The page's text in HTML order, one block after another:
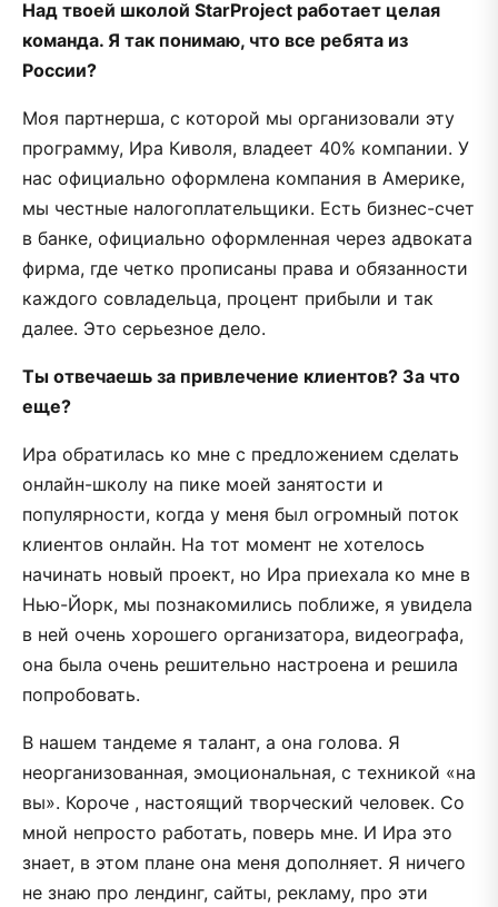
Над твоей школой StarProject работает целая
команда. Я так понимаю, что все ребята из
России?
Моя партнерша, с которой мы организовали эту
программу, Ира Киволя, владеет 40% компании. У
нас официально оформлена компания в Америке,
мы честные налогоплательщики. Есть бизнес-счет
в банке, официально оформленная через адвоката
фирма, где четко прописаны права и обязанности
каждого совладельца, процент прибыли и так
далее. Это серьезное дело.
Ты отвечаешь за привлечение клиентов? За что
еще?
Ира обратилась ко мне с предложением сделать
онлайн-школу на пике моей занятости и
популярности, когда у меня был огромный поток
клиентов онлайн. На тот момент не хотелось
начинать новый проект, но Ира приехала ко мне в
Нью-Йорк, мы познакомились поближе, я увидела
в ней очень хорошего организатора, видеографа,
она была очень решительно настроена и решила
попробовать.
В нашем тандеме я талант, а она голова. Я
неорганизованная, эмоциональная, с техникой «на
вы». Короче , настоящий творческий человек. Со
мной непросто работать, поверь мне. И Ира это
знает, в этом плане она меня дополняет. Я ничего
не знаю про лендинг, сайты, рекламу, про эти